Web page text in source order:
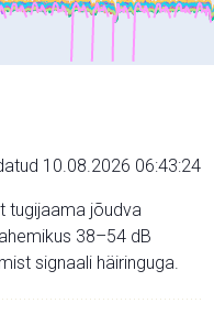
10.08.2026 06:43:24
tugijaama jõudva
38–54 dB
signaali häiringuga.